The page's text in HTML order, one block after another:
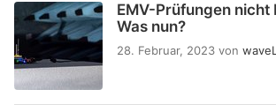
EMV-Prüfungen nicht
Was nun?
28. Februar, 2023 von